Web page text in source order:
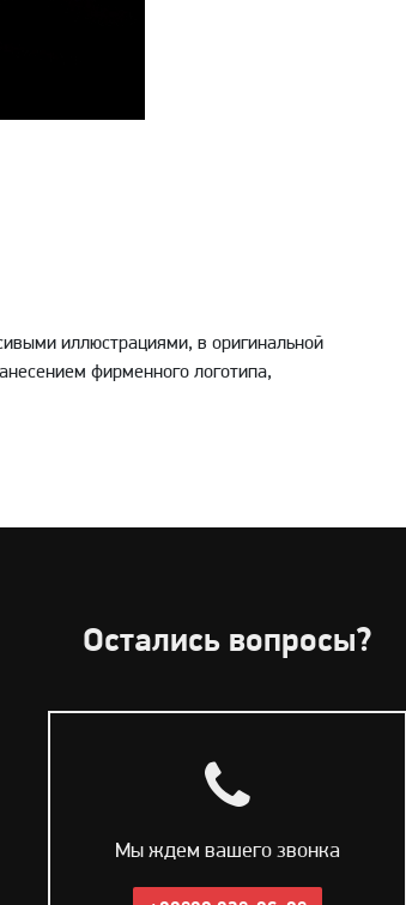
иллюстрациями, в оригинальной
фирменного логотипа,
Остались вопросы?
Мы ждем вашего звонка